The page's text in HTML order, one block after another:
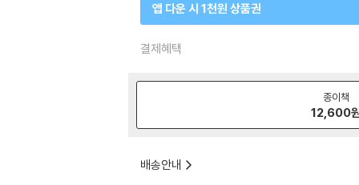
앱 다운 시 1천원 상품권
결제혜택
종이책
12,600
배송안내